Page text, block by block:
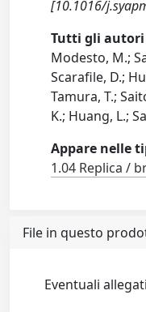
[10.1016/
Tutti gli autori
Modesto, M.;
Scarafile, D.;
Tamura, T.;
K.; Huang, L.;
Appare nelle
1.04 Replica /
File in questo
Eventuali